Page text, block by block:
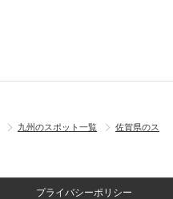
九州のスポット一覧
佐賀県のス
プライバシーポリシー